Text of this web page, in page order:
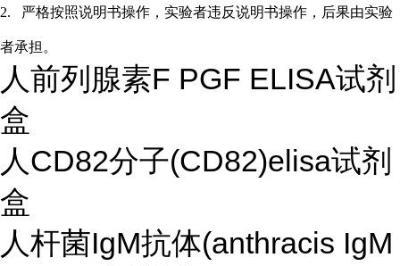
2. 严格按照说明书操作，实验者违反说明书操作，后果由实验
者承担。
人前列腺素F PGF ELISA试剂
盒
人CD82分子(CD82)elisa试剂
盒
人杆菌IgM抗体(anthracis IgM